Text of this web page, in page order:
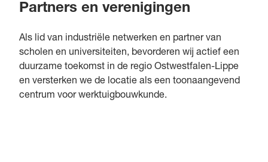
Partners en verenigingen
Als lid van industriële netwerken en partner van
scholen en universiteiten, bevorderen wij actief een
duurzame toekomst in de regio Ostwestfalen-Lippe
en versterken we de locatie als een toonaangevend
centrum voor werktuigbouwkunde.